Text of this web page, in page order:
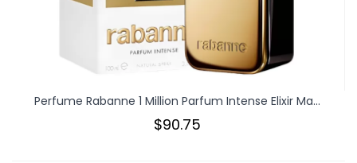
Perfume Rabanne 1 Million Parfum Intense Elixir Ma...
$90.75